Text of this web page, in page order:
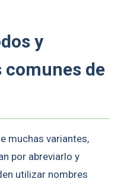
y
de
muchas variantes,
por abreviarlo y
utilizar nombres